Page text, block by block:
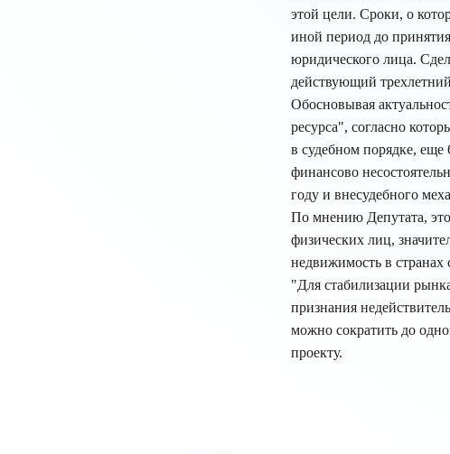
этой цели. Сроки, о
иной период до
юридического лица.
действующий
Обосновывая
ресурса", согласно
в судебном порядке, еще
финансово
году и внесудебного
По мнению Депутата,
физических лиц,
недвижимость в
"Для стабилизации
признания
можно сократить до
проекту.